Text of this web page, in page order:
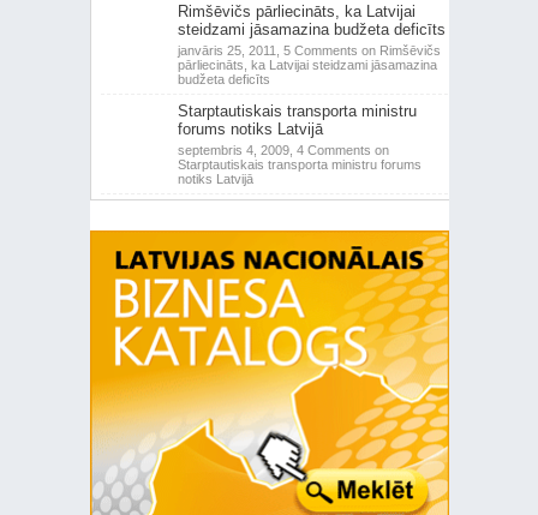
Rimšēvičs pārliecināts, ka Latvijai
steidzami jāsamazina budžeta deficīts
janvāris 25, 2011, 5 Comments on Rimšēvičs
pārliecināts, ka Latvijai steidzami jāsamazina
budžeta deficīts
Starptautiskais transporta ministru
forums notiks Latvijā
septembris 4, 2009, 4 Comments on
Starptautiskais transporta ministru forums
notiks Latvijā